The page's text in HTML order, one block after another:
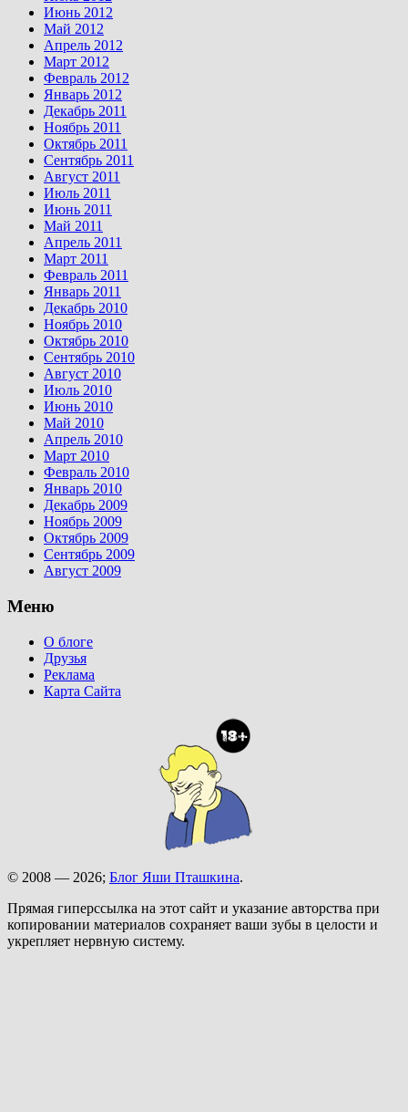
Июнь 2012
Май 2012
Апрель 2012
Март 2012
Февраль 2012
Январь 2012
Декабрь 2011
Ноябрь 2011
Октябрь 2011
Сентябрь 2011
Август 2011
Июль 2011
Июнь 2011
Май 2011
Апрель 2011
Март 2011
Февраль 2011
Январь 2011
Декабрь 2010
Ноябрь 2010
Октябрь 2010
Сентябрь 2010
Август 2010
Июль 2010
Июнь 2010
Май 2010
Апрель 2010
Март 2010
Февраль 2010
Январь 2010
Декабрь 2009
Ноябрь 2009
Октябрь 2009
Сентябрь 2009
Август 2009
Меню
О блоге
Друзья
Реклама
Карта Сайта
© 2008 — 2026; Блог Яши Пташкина.
Прямая гиперссылка на этот сайт и указание авторства при
копировании материалов сохраняет ваши зубы в целости и
укрепляет нервную систему.